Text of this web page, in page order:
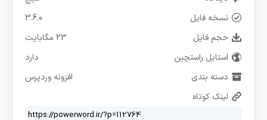
نسخه فایل
3.6.0
حجم فایل
23 مگابایت
استایل راستچین
دارد
دسته بندی
افزونه وردپرس
لینک کوتاه